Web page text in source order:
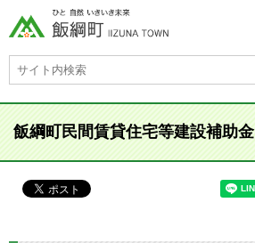
飯綱町民間賃貸住宅等建設補助金